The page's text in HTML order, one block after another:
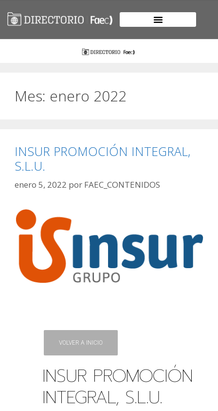
Mes: enero 2022
INSUR PROMOCIÓN INTEGRAL,
S.L.U.
enero 5, 2022 por FAEC_CONTENIDOS
VOLVER A INICIO
INSUR PROMOCIÓN
INTEGRAL, S.L.U.